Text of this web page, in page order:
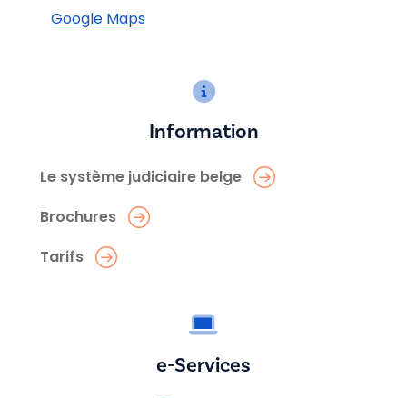
Google Maps
Information
Le système judiciaire belge
Brochures
Tarifs
e-Services